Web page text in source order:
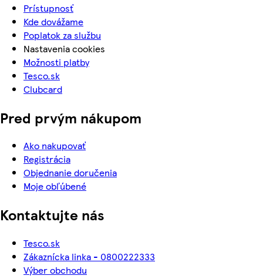
Prístupnosť
Kde dovážame
Poplatok za službu
Nastavenia cookies
Možnosti platby
Tesco.sk
Clubcard
Pred prvým nákupom
Ako nakupovať
Registrácia
Objednanie doručenia
Moje obľúbené
Kontaktujte nás
Tesco.sk
Zákaznícka linka - 0800222333
Výber obchodu